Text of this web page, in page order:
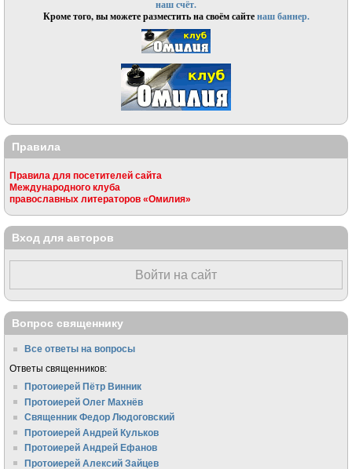
наш счёт.
Кроме того, вы можете разместить на своём сайтенаш баннер.
Правила
Правила для посетителей сайта
Международного клуба
православных литераторов «Омилия»
Вход для авторов
Войти на сайт
Вопрос священнику
Все ответы на вопросы
Ответы священников:
Протоиерей Пётр Винник
Протоиерей Олег Махнёв
Священник Федор Людоговский
Протоиерей Андрей Кульков
Протоиерей Андрей Ефанов
Протоиерей Алексий Зайцев